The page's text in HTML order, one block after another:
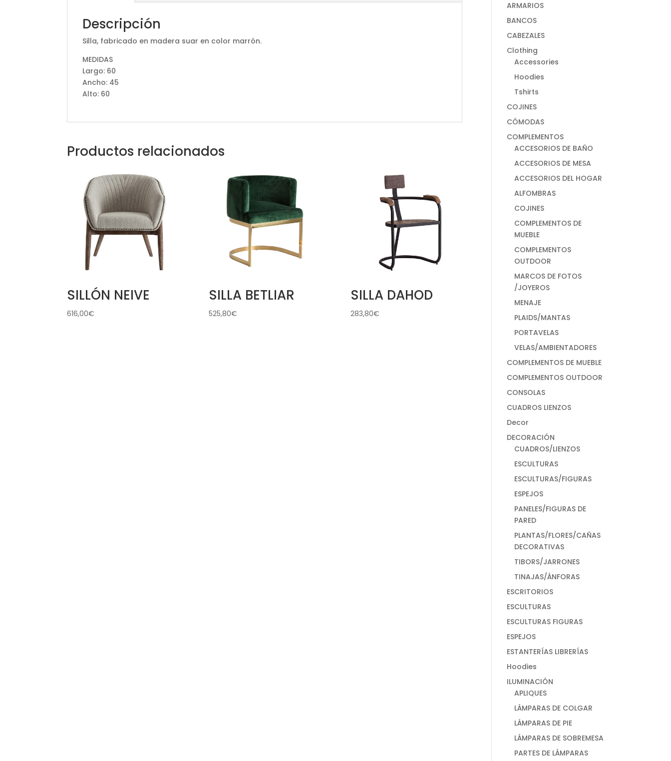
Descripción
Silla, fabricado en madera suar en color marrón.
MEDIDAS
Largo: 60
Ancho: 45
Alto: 60
Productos relacionados
SILLÓN NEIVE
616,00€
SILLA BETLIAR
525,80€
SILLA DAHOD
283,80€
ARMARIOS
BANCOS
CABEZALES
Clothing
Accessories
Hoodies
Tshirts
COJINES
CÓMODAS
COMPLEMENTOS
ACCESORIOS DE BAÑO
ACCESORIOS DE MESA
ACCESORIOS DEL HOGAR
ALFOMBRAS
COJINES
COMPLEMENTOS DE
MUEBLE
COMPLEMENTOS
OUTDOOR
MARCOS DE FOTOS
/JOYEROS
MENAJE
PLAIDS/MANTAS
PORTAVELAS
VELAS/AMBIENTADORES
COMPLEMENTOS DE MUEBLE
COMPLEMENTOS OUTDOOR
CONSOLAS
CUADROS LIENZOS
Decor
DECORACIÓN
CUADROS/LIENZOS
ESCULTURAS
ESCULTURAS/FIGURAS
ESPEJOS
PANELES/FIGURAS DE
PARED
PLANTAS/FLORES/CAÑAS
DECORATIVAS
TIBORS/JARRONES
TINAJAS/ÁNFORAS
ESCRITORIOS
ESCULTURAS
ESCULTURAS FIGURAS
ESPEJOS
ESTANTERÍAS LIBRERÍAS
Hoodies
ILUMINACIÓN
APLIQUES
LÁMPARAS DE COLGAR
LÁMPARAS DE PIE
LÁMPARAS DE SOBREMESA
PARTES DE LÁMPARAS